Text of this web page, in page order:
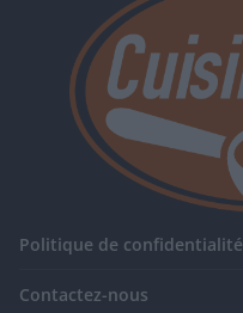
Politique de confidentialité
Contactez-nous